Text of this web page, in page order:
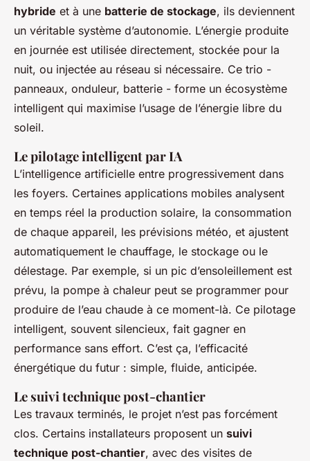
hybride et à une batterie de stockage, ils deviennent
un véritable système d’autonomie. L’énergie produite
en journée est utilisée directement, stockée pour la
nuit, ou injectée au réseau si nécessaire. Ce trio -
panneaux, onduleur, batterie - forme un écosystème
intelligent qui maximise l’usage de l’énergie libre du
soleil.
Le pilotage intelligent par IA
L’intelligence artificielle entre progressivement dans
les foyers. Certaines applications mobiles analysent
en temps réel la production solaire, la consommation
de chaque appareil, les prévisions météo, et ajustent
automatiquement le chauffage, le stockage ou le
délestage. Par exemple, si un pic d’ensoleillement est
prévu, la pompe à chaleur peut se programmer pour
produire de l’eau chaude à ce moment-là. Ce pilotage
intelligent, souvent silencieux, fait gagner en
performance sans effort. C’est ça, l’efficacité
énergétique du futur : simple, fluide, anticipée.
Le suivi technique post-chantier
Les travaux terminés, le projet n’est pas forcément
clos. Certains installateurs proposent un suivi
technique post-chantier, avec des visites de